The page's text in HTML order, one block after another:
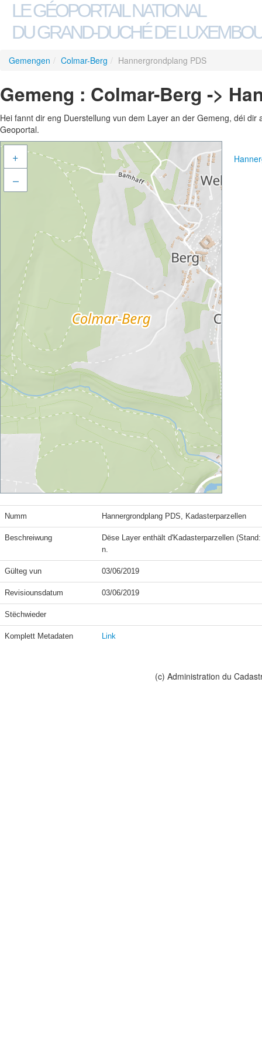
LE GÉOPORTAIL NATIONAL
DU GRAND-DUCHÉ DE
Gemengen / Colmar-Berg / Hannergrondplang PDS
Gemeng : Colmar-Berg ->
Hei fannt dir eng Duerstellung vun dem Layer an der Gemeng, déi
Geoportal.
+
–
Numm Hannergrondplang PDS, Kadasterparzellen
Beschreiwung
Dëse Layer enthält d'Kadasterparzellen
Gülteg vun 03/06/2019
Revisiounsdatum 03/06/2019
Stëchwieder
Komplett Metadaten Link
(c) Administration du